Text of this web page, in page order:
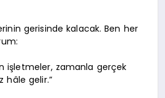
gerisinde kalacak. Ben her
işletmeler, zamanla gerçek
hâle gelir.”